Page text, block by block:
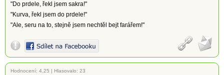
"Do prdele, řekl jsem sakra!"
"Kurva, řekl jsem do prdele!"
"Ale, seru na to, stejně jsem nechtěl bejt farářem!"
Hodnocení: 4.25 | Hlasovalo: 23